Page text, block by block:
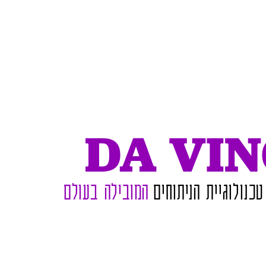
DAVIN
המובילה בעולם טכנולוגיית הניתוחים